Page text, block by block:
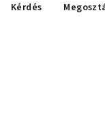
Kérdés